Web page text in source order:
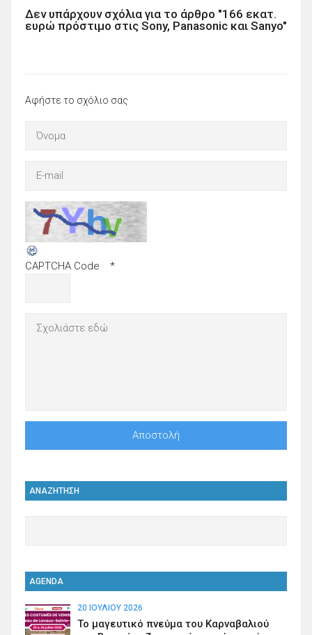
Δεν υπάρχουν σχόλια για το άρθρο "166 εκατ.
ευρώ πρόστιμο στις Sony, Panasonic και Sanyo"
Αφήστε το σχόλιο σας
CAPTCHA Code *
ΑΝΑΖΗΤΗΣΗ
AGENDA
20 ΙΟΥΛΊΟΥ 2026
Το μαγευτικό πνεύμα του Καρναβαλιού